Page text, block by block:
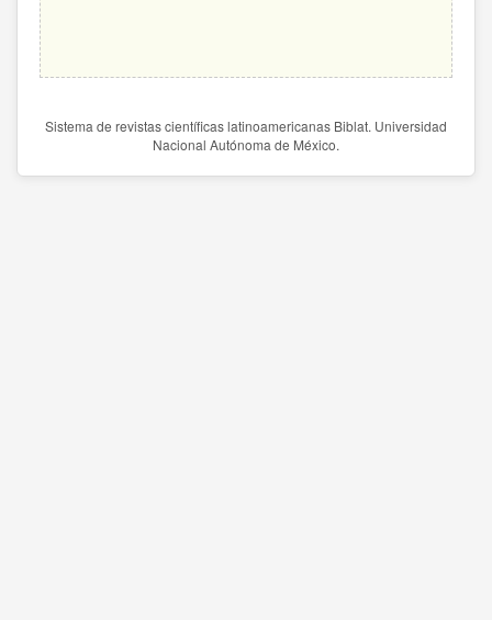
Sistema de revistas científicas latinoamericanas Biblat. Universidad
Nacional Autónoma de México.